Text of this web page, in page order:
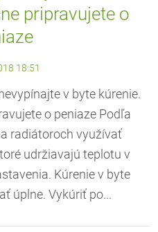
pripravujete o
18:51
v byte kúrenie.
o peniaze Podľa
radiátoroch využívať
udržiavajú teplotu v
Kúrenie v byte
úplne. Vykúriť po...